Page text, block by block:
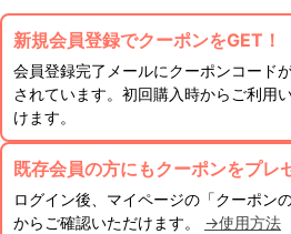
新規会員登録でクーポンをGET！
会員登録完了メールにクーポンコード
されています。初回購入時からご利用
けます。
既存会員の方にもクーポンをプレ
ログイン後、マイページの「クーポンの
からご確認いただけます。 →使用方法